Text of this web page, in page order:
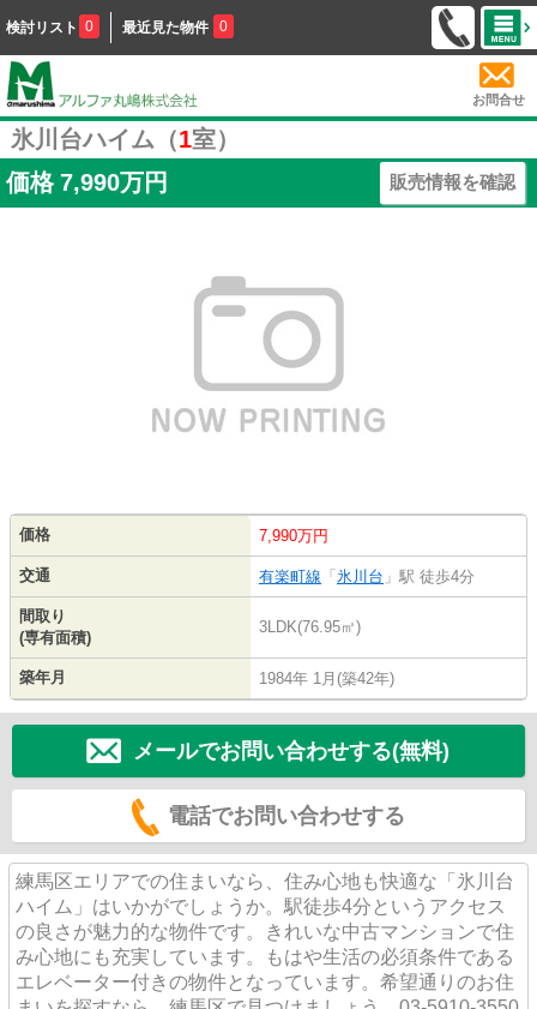
検討リスト 0 最近見た物件 0
お問合せ
氷川台ハイム（1室）
価格 7,990万円 販売情報を確認
価格 7,990万円
交通 有楽町線 「 氷川台 」駅 徒歩4分
間取り
(専有面積)
3LDK(76.95㎡)
築年月 1984年 1月(築42年)
メールでお問い合わせする(無料)
電話でお問い合わせする
練馬区エリアでの住まいなら、住み心地も快適な「氷川台
ハイム」はいかがでしょうか。駅徒歩4分というアクセス
の良さが魅力的な物件です。きれいな中古マンションで住
み心地にも充実しています。もはや生活の必須条件である
エレベーター付きの物件となっています。希望通りのお住